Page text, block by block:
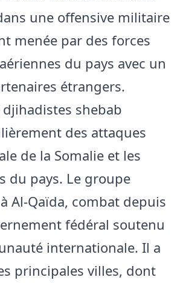
une offensive militaire
menée par des forces
du pays avec un
étrangers.
shebab
des attaques
de la Somalie et les
du pays. Le groupe
Al-Qaïda, combat depuis
fédéral soutenu
internationale. Il a
principales villes, dont